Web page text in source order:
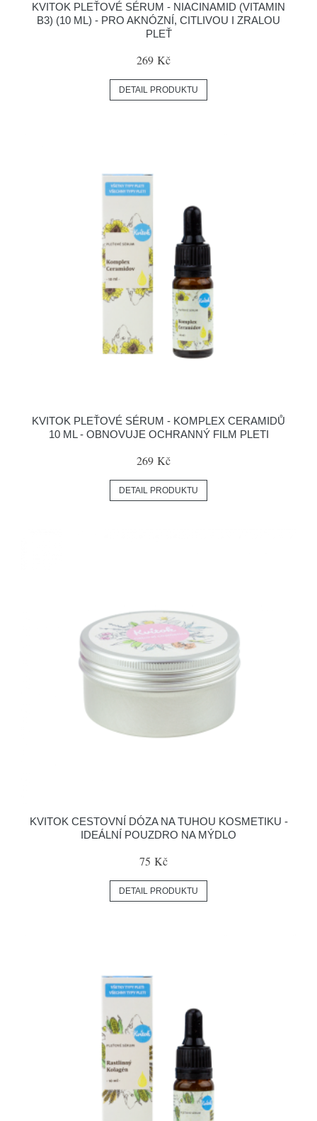
KVITOK PLEŤOVÉ SÉRUM - NIACINAMID (VITAMIN
B3) (10 ML) - PRO AKNÓZNÍ, CITLIVOU I ZRALOU
PLEŤ
269 Kč
DETAIL PRODUKTU
KVITOK PLEŤOVÉ SÉRUM - KOMPLEX CERAMIDŮ
10 ML - OBNOVUJE OCHRANNÝ FILM PLETI
269 Kč
DETAIL PRODUKTU
KVITOK CESTOVNÍ DÓZA NA TUHOU KOSMETIKU -
IDEÁLNÍ POUZDRO NA MÝDLO
75 Kč
DETAIL PRODUKTU